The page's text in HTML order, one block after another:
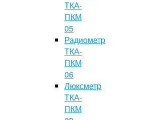
ТКА-
ПКМ
05
Радиометр
ТКА-
ПКМ
06
Люксметр
ТКА-
ПКМ